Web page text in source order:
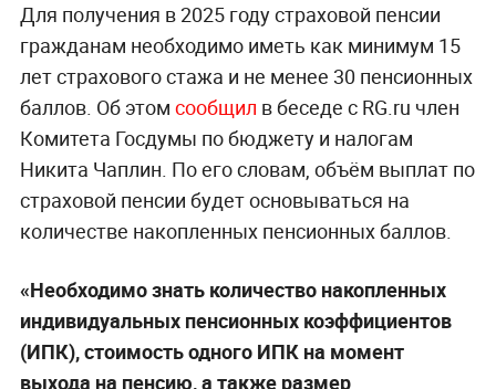
Для получения в 2025 году страховой пенсии
гражданам необходимо иметь как минимум 15
лет страхового стажа и не менее 30 пенсионных
баллов. Об этом сообщил в беседе с RG.ru член
Комитета Госдумы по бюджету и налогам
Никита Чаплин. По его словам, объём выплат по
страховой пенсии будет основываться на
количестве накопленных пенсионных баллов.
«Необходимо знать количество накопленных
индивидуальных пенсионных коэффициентов
(ИПК), стоимость одного ИПК на момент
выхода на пенсию, а также размер